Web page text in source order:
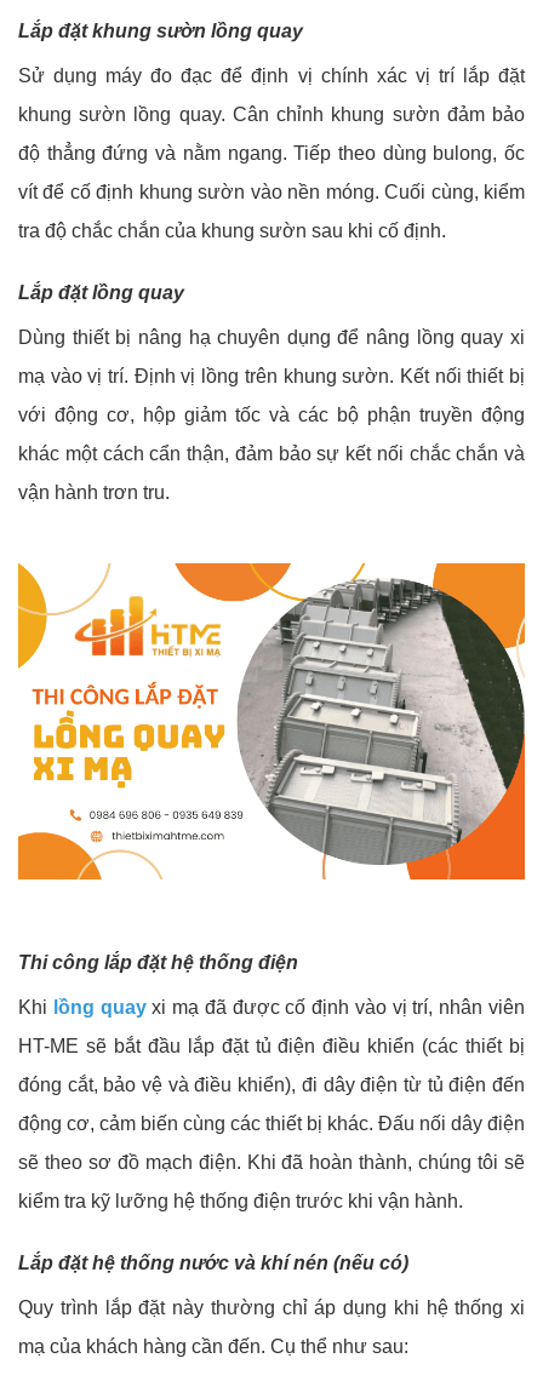
Lắp đặt khung sườn lồng quay
Sử dụng máy đo đạc để định vị chính xác vị trí lắp đặt
khung sườn lồng quay. Cân chỉnh khung sườn đảm bảo
độ thẳng đứng và nằm ngang. Tiếp theo dùng bulong, ốc
vít để cố định khung sườn vào nền móng. Cuối cùng, kiểm
tra độ chắc chắn của khung sườn sau khi cố định.
Lắp đặt lồng quay
Dùng thiết bị nâng hạ chuyên dụng để nâng lồng quay xi
mạ vào vị trí. Định vị lồng trên khung sườn. Kết nối thiết bị
với động cơ, hộp giảm tốc và các bộ phận truyền động
khác một cách cẩn thận, đảm bảo sự kết nối chắc chắn và
vận hành trơn tru.
Thicông lắp đặt hệ thống điện
Khi lồng quayxi mạ đã được cố định vào vị trí, nhân viên
HT-ME sẽ bắt đầu lắp đặt tủ điện điều khiển (các thiết bị
đóng cắt, bảo vệ và điều khiển), đi dây điện từ tủ điện đến
động cơ, cảm biến cùng các thiết bị khác. Đấu nối dây điện
sẽ theo sơ đồ mạch điện. Khi đã hoàn thành, chúng tôi sẽ
kiểm tra kỹ lưỡng hệ thống điện trước khi vận hành.
Lắp đặt hệ thống nước và khí nén (nếu có)
Quy trình lắp đặt này thường chỉ áp dụng khi hệ thống xi
mạ của khách hàng cần đến. Cụ thể như sau: